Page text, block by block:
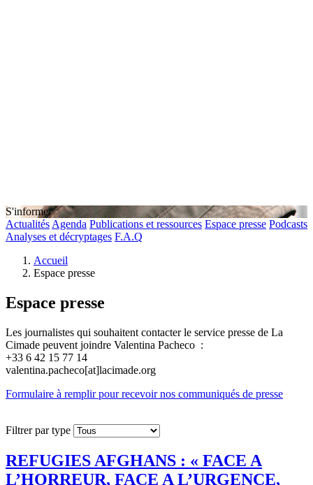
S'informer
Actualités Agenda Publications et ressources Espace presse Podcasts
Analyses et décryptages F.A.Q
Accueil
Espace presse
Espace presse
Les journalistes qui souhaitent contacter le service presse de La
Cimade peuvent joindre Valentina Pacheco :
+33 6 42 15 77 14
valentina.pacheco[at]lacimade.org
Formulaire à remplir pour recevoir nos communiqués de presse
Filtrer par type
REFUGIES AFGHANS : « FACE A
L’HORREUR, FACE A L’URGENCE,